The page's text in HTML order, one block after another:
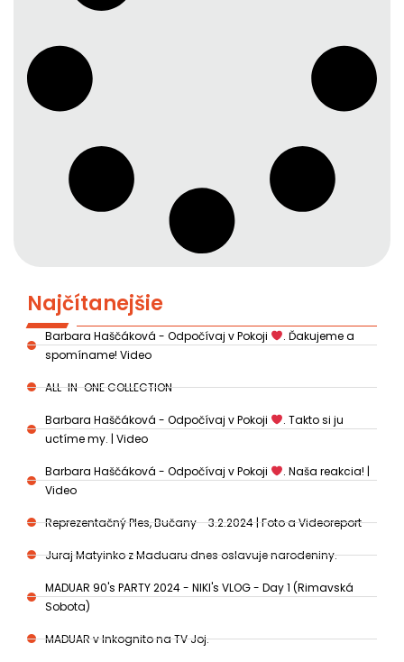
Najčítanejšie
Barbara Haščáková - Odpočívaj v Pokoji
. Ďakujeme a
spomíname! Video
ALL-IN-ONE COLLECTION
Barbara Haščáková - Odpočívaj v Pokoji
. Takto si ju
uctíme my. | Video
Barbara Haščáková - Odpočívaj v Pokoji
. Naša reakcia! |
Video
Reprezentačný Ples, Bučany - 3.2.2024 | Foto a Videoreport
Juraj Matyinko z Maduaru dnes oslavuje narodeniny.
MADUAR 90's PARTY 2024 - NIKI's VLOG - Day 1 (Rimavská
Sobota)
MADUAR v Inkognito na TV Joj.